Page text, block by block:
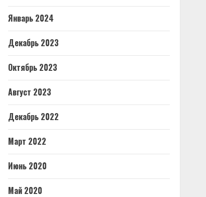
Январь 2024
Декабрь 2023
Октябрь 2023
Август 2023
Декабрь 2022
Март 2022
Июнь 2020
Май 2020